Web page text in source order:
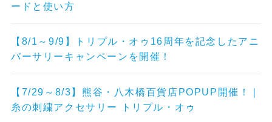
ードと使い方
【8/1～9/9】トリプル・オゥ16周年を記念したアニ
バーサリーキャンペーンを開催！
【7/29～8/3】熊谷・八木橋百貨店POPUP開催！｜
糸の刺繍アクセサリー トリプル・オゥ